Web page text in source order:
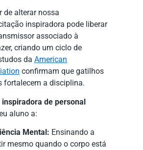
de alterar nossa
inspiradora pode liberar
associado à
criando um ciclo de
da American
confirmam que gatilhos
fortalecem a disciplina.
inspiradora de personal
aluno a:
Mental: Ensinando a
mesmo quando o corpo está